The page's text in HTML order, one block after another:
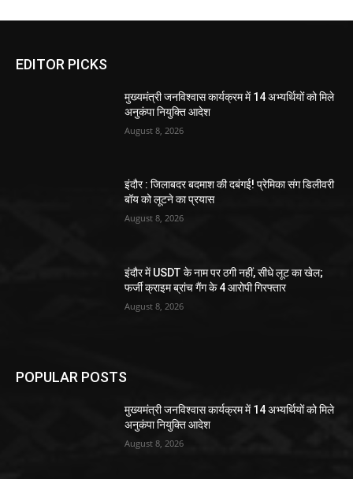
EDITOR PICKS
मुख्यमंत्री जनविश्वास कार्यक्रम में 14 अभ्यर्थियों को मिले
अनुकंपा नियुक्ति आदेश
August 8, 2026
इंदौर : जिलाबदर बदमाश की दबंगई! प्रेमिका संग डिलीवरी
बॉय को लूटने का प्रयास
August 8, 2026
इंदौर में USDT के नाम पर ठगी नहीं, सीधे लूट का खेल;
फर्जी क्राइम ब्रांच गैंग के 4 आरोपी गिरफ्तार
August 8, 2026
POPULAR POSTS
मुख्यमंत्री जनविश्वास कार्यक्रम में 14 अभ्यर्थियों को मिले
अनुकंपा नियुक्ति आदेश
August 8, 2026